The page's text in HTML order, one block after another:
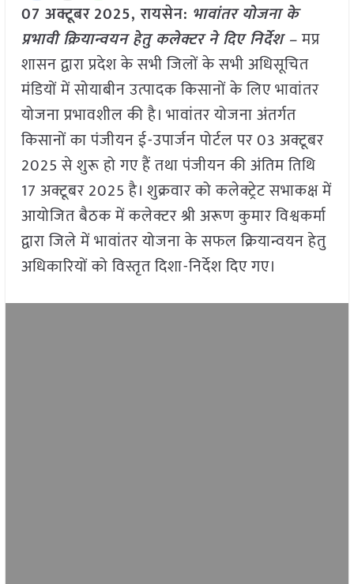
07 अक्टूबर2025,रायसेन: भावांतर योजना के
प्रभावी क्रियान्वयन हेतु कलेक्टर ने दिए निर्देश –मप्र
शासन द्वारा प्रदेश के सभी जिलों के सभी अधिसूचित
मंडियों में सोयाबीन उत्पादक किसानों के लिए भावांतर
योजना प्रभावशील की है। भावांतर योजना अंतर्गत
किसानों का पंजीयन ई-उपार्जन पोर्टल पर 03 अक्टूबर
2025 से शुरू हो गए हैं तथा पंजीयन की अंतिम तिथि
17 अक्टूबर 2025 है। शुक्रवार को कलेक्ट्रेट सभाकक्ष में
आयोजित बैठक में कलेक्टर श्री अरूण कुमार विश्वकर्मा
द्वारा जिले में भावांतर योजना के सफल क्रियान्वयन हेतु
अधिकारियों को विस्तृत दिशा-निर्देश दिए गए।